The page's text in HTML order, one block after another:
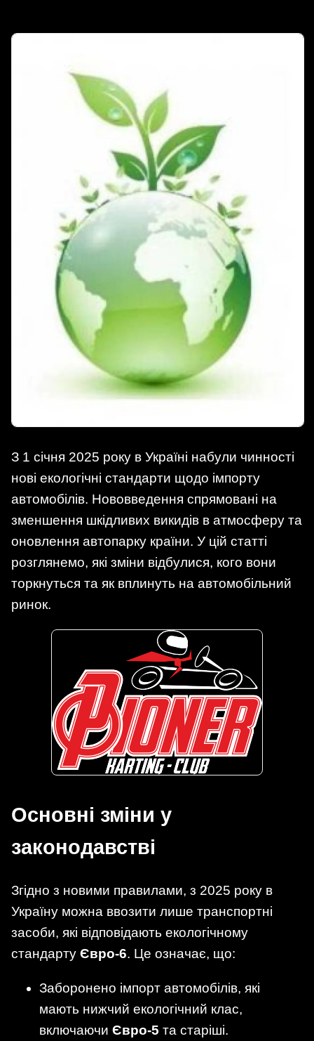
З 1 січня 2025 року в Україні набули чинності
нові екологічні стандарти щодо імпорту
автомобілів. Нововведення спрямовані на
зменшення шкідливих викидів в атмосферу та
оновлення автопарку країни. У цій статті
розглянемо, які зміни відбулися, кого вони
торкнуться та як вплинуть на автомобільний
ринок.
Основні зміни у
законодавстві
Згідно з новими правилами, з 2025 року в
Україну можна ввозити лише транспортні
засоби, які відповідають екологічному
стандарту Євро-6. Це означає, що:
Заборонено імпорт автомобілів, які
мають нижчий екологічний клас,
включаючи Євро-5 та старіші.